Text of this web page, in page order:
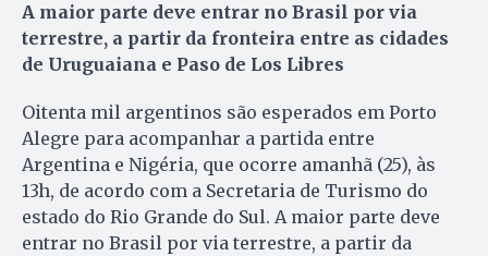
A maior parte deve entrar no Brasil por via
terrestre, a partir da fronteira entre as cidades
de Uruguaiana e Paso de Los Libres
Oitenta mil argentinos são esperados em Porto
Alegre para acompanhar a partida entre
Argentina e Nigéria, que ocorre amanhã (25), às
13h, de acordo com a Secretaria de Turismo do
estado do Rio Grande do Sul. A maior parte deve
entrar no Brasil por via terrestre, a partir da